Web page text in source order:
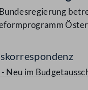
Neu im